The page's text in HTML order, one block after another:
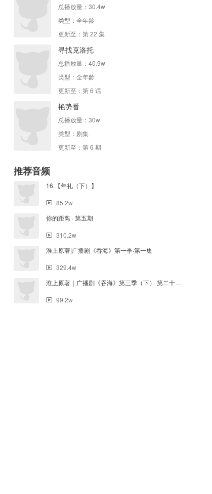
总播放量： 30.4w
类型： 全年龄
更新至：第 22 集
寻找克洛托
总播放量： 40.9w
类型： 全年龄
更新至：第 6 话
艳势番
总播放量： 30w
类型： 剧集
更新至：第 6 期
推荐音频
16.【年礼（下）】
85.2w
你的距离 · 第五期
310.2w
淮上原著|广播剧《吞海》第一季·第一集
329.4w
淮上原著｜广播剧《吞海》第三季（下）·第二十一集
99.2w